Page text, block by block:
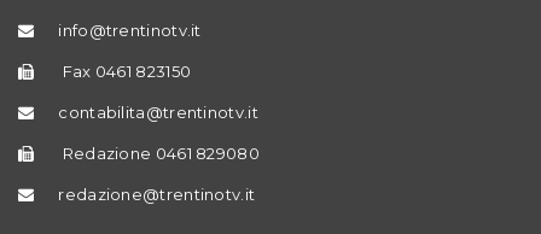
info@trentinotv.it
Fax 0461 823150
contabilita@trentinotv.it
Redazione 0461 829080
redazione@trentinotv.it